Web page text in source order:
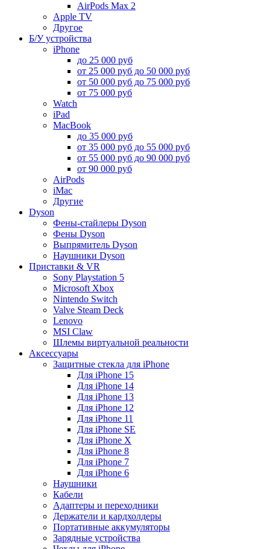
AirPods Max 2
Apple TV
Другое
Б/У устройства
iPhone
до 25 000 руб
от 25 000 руб до 50 000 руб
от 50 000 руб до 75 000 руб
от 75 000 руб
Watch
iPad
MacBook
до 35 000 руб
от 35 000 руб до 55 000 руб
от 55 000 руб до 90 000 руб
от 90 000 руб
AirPods
iMac
Другие
Dyson
Фены-стайлеры Dyson
Фены Dyson
Выпрямитель Dyson
Наушники Dyson
Приставки & VR
Sony Playstation 5
Microsoft Xbox
Nintendo Switch
Valve Steam Deck
Lenovo
MSI Claw
Шлемы виртуальной реальности
Аксессуары
Защитные стекла для iPhone
Для iPhone 15
Для iPhone 14
Для iPhone 13
Для iPhone 12
Для iPhone 11
Для iPhone SE
Для iPhone X
Для iPhone 8
Для iPhone 7
Для iPhone 6
Наушники
Кабели
Адаптеры и переходники
Держатели и кардхолдеры
Портативные аккумуляторы
Зарядные устройства